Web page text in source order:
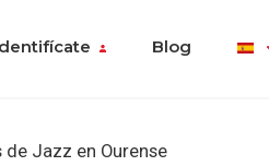
Blog
de Jazz en Ourense